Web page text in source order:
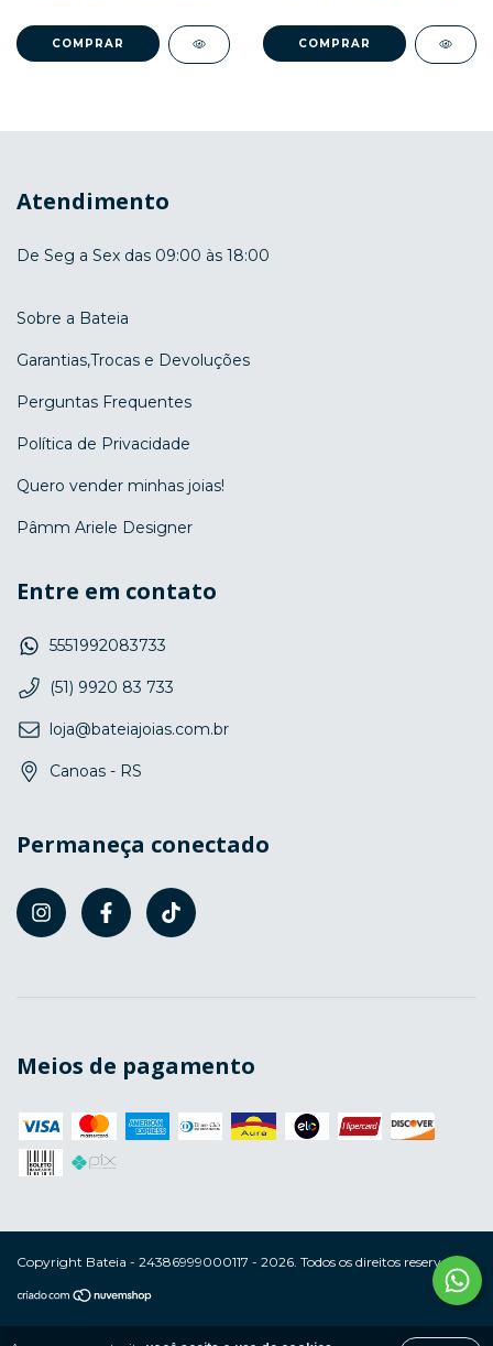
COMPRAR COMPRAR
Atendimento
De Seg a Sex das 09:00 às 18:00
Sobre a Bateia
Garantias,Trocas e Devoluções
Perguntas Frequentes
Política de Privacidade
Quero vender minhas joias!
Pâmm Ariele Designer
Entre em contato
5551992083733
(51) 9920 83 733
loja@bateiajoias.com.br
Canoas - RS
Permaneça conectado
Meios de pagamento
Copyright Bateia - 24386999000117 - 2026. Todos os direitos reservados.